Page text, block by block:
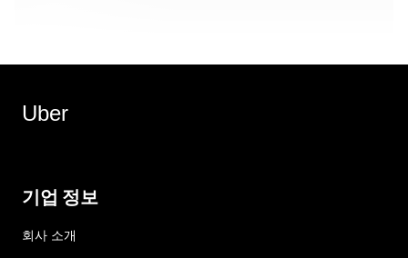
Uber
기업 정보
회사 소개